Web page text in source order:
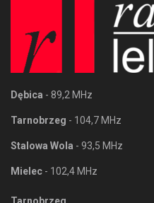
Dębica - 89,2 MHz
Tarnobrzeg - 104,7 MHz
Stalowa Wola - 93,5 MHz
Mielec - 102,4 MHz
Tarnobrzeg